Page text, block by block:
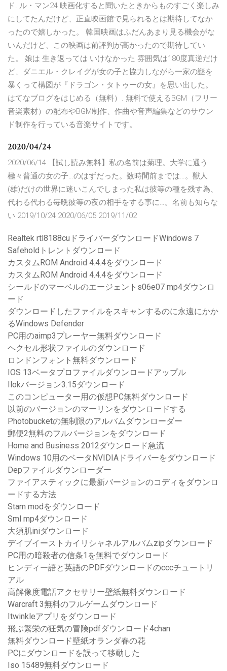
ド. ル・マン24 映画化すると聞いたときからものすごく楽しみ
にしてたんだけど、正直映画館で見られるとは期待してなか
ったので嬉しかった。 韓国映画はふだんあまり見る機会がな
いんだけど、この映画は前評判が高かったので期待してい
た。 娘は 生き返っては いけなかった 雰囲気は180度真逆だけ
ど、ダニエル・クレイグが女の子と協力しながら一家の謎を
暴くって構図が『ドラゴン・タトゥーの女』を思い出した。
はてなブログをはじめる（無料）. 無料で使えるBGM（フリー
音楽素材）の配布やBGM制作、作曲や音声編集などのサウン
ド制作を行っている音楽サイトです。
2020/04/24
2020/06/14 【試し読み無料】私の名前は菊理。大学に通う
極々普通の女の子…のはずだった。数時間前までは…。獣人
(雄)だけの世界に迷いこんでしまった私は彼等の種を残す為、
代わる代わる毎晩彼等の夜の相手をする事に…。名前も知らな
い 2019/10/24 2020/06/05 2019/11/02
Realtek rtl8188cuドライバーダウンロードWindows 7
Safeholdトレントダウンロード
カスタムROM Android 4.4.4をダウンロード
カスタムROM Android 4.4.4をダウンロード
シールドのマーベルのエージェントs06e07 mp4ダウンロ
ード
ダウンロードしたファイルをスキャンするのに永遠にかか
るWindows Defender
PC用のaimp3プレーヤー無料ダウンロード
ヘクセル形状ファイルのダウンロード
ロンドンフォント無料ダウンロード
IOS 13ベータプロファイルダウンロードアップル
Ilokバージョン3.15ダウンロード
このコンピューター用の仮想PC無料ダウンロード
以前のバージョンのマーリンをダウンロードする
Photobucketの無制限のアルバムダウンローダー
郵便2無料のフルバージョンをダウンロード
Home and Business 2012ダウンロード急流
Windows 10用のベータNVIDIAドライバーをダウンロード
Depファイルダウンローダー
ファイアスティックに最新バージョンのコディをダウンロ
ードする方法
Stam modをダウンロード
Sml mp4ダウンロード
大須肌iniダウンロード
デイブイーストカイリシャネルアルバムzipダウンロード
PC用の暗殺者の信条1を無料でダウンロード
ヒンディー語と英語のPDFダウンロードのcccチュートリ
アル
高解像度電話アクセサリー壁紙無料ダウンロード
Warcraft 3無料のフルゲームダウンロード
Itwinkleアプリをダウンロード
飛ぶ繁栄の狂気の冒険pdfダウンロード4chan
無料ダウンロード壁紙オランダ春の花
PCにダウンロードを誤って移動した
Iso 15489無料ダウンロード